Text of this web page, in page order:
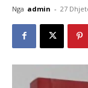
Nga admin - 27